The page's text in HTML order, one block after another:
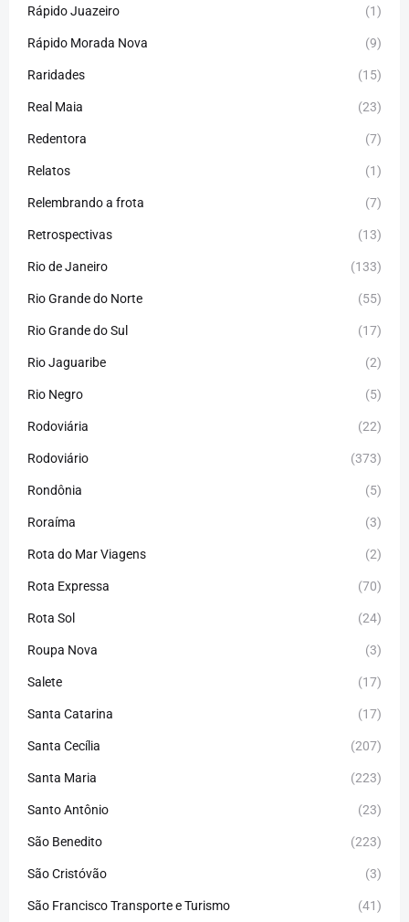
Rápido Juazeiro (1)
Rápido Morada Nova (9)
Raridades (15)
Real Maia (23)
Redentora (7)
Relatos (1)
Relembrando a frota (7)
Retrospectivas (13)
Rio de Janeiro (133)
Rio Grande do Norte (55)
Rio Grande do Sul (17)
Rio Jaguaribe (2)
Rio Negro (5)
Rodoviária (22)
Rodoviário (373)
Rondônia (5)
Roraíma (3)
Rota do Mar Viagens (2)
Rota Expressa (70)
Rota Sol (24)
Roupa Nova (3)
Salete (17)
Santa Catarina (17)
Santa Cecília (207)
Santa Maria (223)
Santo Antônio (23)
São Benedito (223)
São Cristóvão (3)
São Francisco Transporte e Turismo (41)